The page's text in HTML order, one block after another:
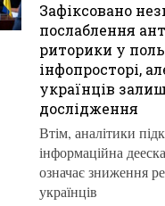
Зафіксовано
послаблення
риторики у
інфопросторі,
українців
дослідження
Втім, аналітики
інформаційна
означає зниження
українців